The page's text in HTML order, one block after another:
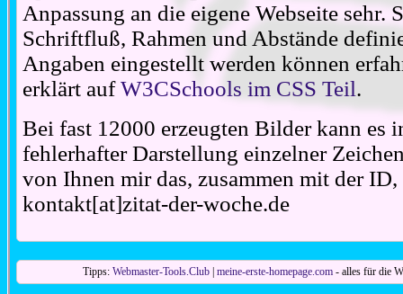
Anpassung an die eigene Webseite sehr.
Schriftfluß, Rahmen und Abstände
Angaben eingestellt werden können
erklärt aufW3CSchools im CSS Teil.
Bei fast 12000 erzeugten Bilder kann es
fehlerhafter Darstellung einzelner
von Ihnen mir das, zusammen mit der
kontakt[at]zitat-der-woche.de
Tipps: Webmaster-Tools.Club| meine-erste-homepage.com- alles für die